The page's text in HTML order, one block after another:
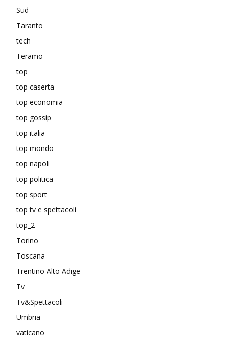
Sud
Taranto
tech
Teramo
top
top caserta
top economia
top gossip
top italia
top mondo
top napoli
top politica
top sport
top tv e spettacoli
top_2
Torino
Toscana
Trentino Alto Adige
Tv
Tv&Spettacoli
Umbria
vaticano